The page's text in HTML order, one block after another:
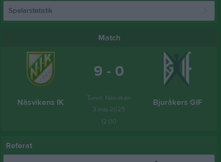
Spelarstatistik
Match
Näsvikens IK
9 - 0
Tunet, Näsviken
3 maj 2025
12:00
Bjuråkers GIF
Referat